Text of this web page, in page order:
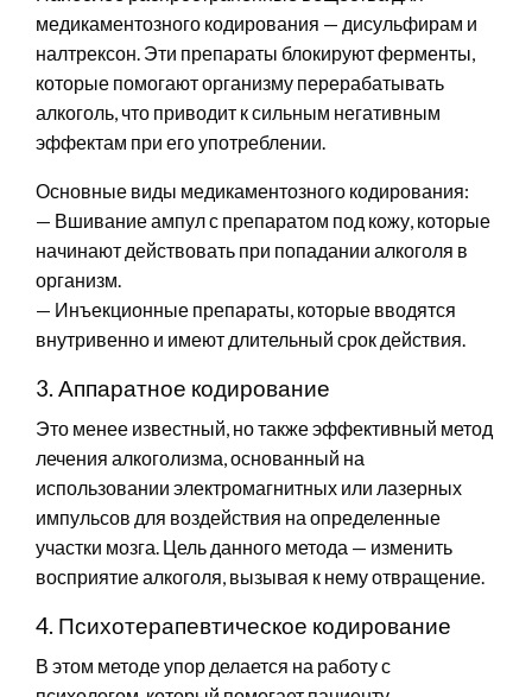
медикаментозного кодирования — дисульфирам и
налтрексон. Эти препараты блокируют ферменты,
которые помогают организму перерабатывать
алкоголь, что приводит к сильным негативным
эффектам при его употреблении.
Основные виды медикаментозного кодирования:
— Вшивание ампул с препаратом под кожу, которые
начинают действовать при попадании алкоголя в
организм.
— Инъекционные препараты, которые вводятся
внутривенно и имеют длительный срок действия.
3. Аппаратное кодирование
Это менее известный, но также эффективный метод
лечения алкоголизма, основанный на
использовании электромагнитных или лазерных
импульсов для воздействия на определенные
участки мозга. Цель данного метода — изменить
восприятие алкоголя, вызывая к нему отвращение.
4. Психотерапевтическое кодирование
В этом методе упор делается на работу с